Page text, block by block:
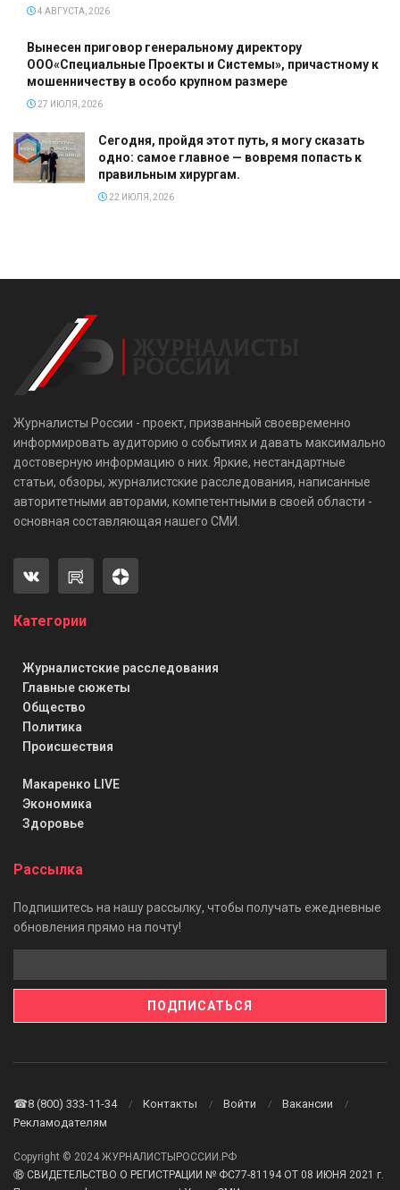
4 АВГУСТА, 2026
Вынесен приговор генеральному директору
ООО«Специальные Проекты и Системы», причастному к
мошенничеству в особо крупном размере
27 ИЮЛЯ, 2026
Сегодня, пройдя этот путь, я могу сказать
одно: самое главное — вовремя попасть к
правильным хирургам.
22 ИЮЛЯ, 2026
Журналисты России - проект, призванный своевременно
информировать аудиторию о событиях и давать максимально
достоверную информацию о них. Яркие, нестандартные
статьи, обзоры, журналистские расследования, написанные
авторитетными авторами, компетентными в своей области -
основная составляющая нашего СМИ.
Категории
Журналистские расследования
Главные сюжеты
Общество
Политика
Происшествия
Макаренко LIVE
Экономика
Здоровье
Рассылка
Подпишитесь на нашу рассылку, чтобы получать ежедневные
обновления прямо на почту!
☎8 (800) 333-11-34 Контакты Войти
Вакансии
Рекламодателям
Copyright © 2024 ЖУРНАЛИСТЫРОССИИ.РФ
⑱ СВИДЕТЕЛЬСТВО О РЕГИСТРАЦИИ № ФС77-81194 ОТ 08 ИЮНЯ 2021 г.